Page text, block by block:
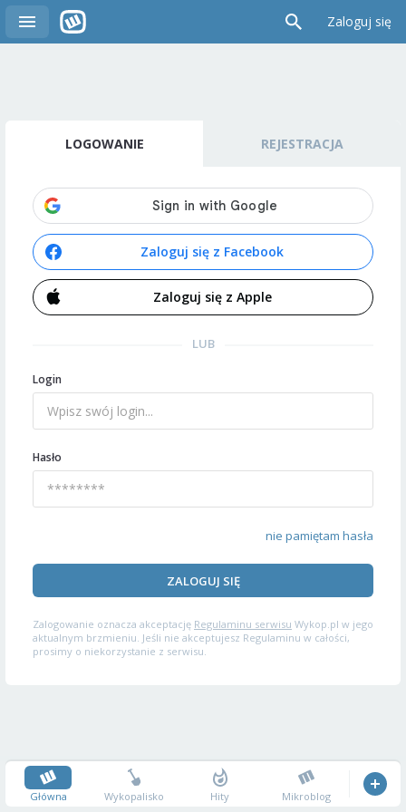
Zaloguj się
LOGOWANIE REJESTRACJA
Zaloguj się z Facebook
Zaloguj się z Apple
LUB
Login
Hasło
nie pamiętam hasła
ZALOGUJ SIĘ
Zalogowanie oznacza akceptację Regulaminu serwisu Wykop.pl w jego
aktualnym brzmieniu. Jeśli nie akceptujesz Regulaminu w całości,
prosimy o niekorzystanie z serwisu.
Główna Wykopalisko Hity Mikroblog